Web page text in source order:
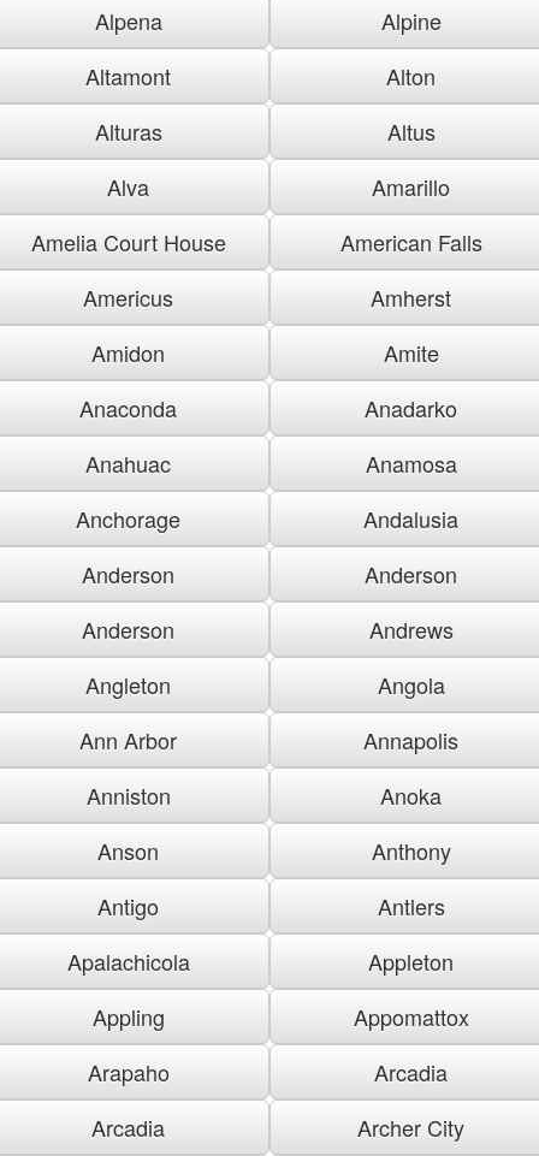
Alpena
Alpine
Altamont
Alton
Alturas
Altus
Alva
Amarillo
Amelia Court House
American Falls
Americus
Amherst
Amidon
Amite
Anaconda
Anadarko
Anahuac
Anamosa
Anchorage
Andalusia
Anderson
Anderson
Anderson
Andrews
Angleton
Angola
Ann Arbor
Annapolis
Anniston
Anoka
Anson
Anthony
Antigo
Antlers
Apalachicola
Appleton
Appling
Appomattox
Arapaho
Arcadia
Arcadia
Archer City